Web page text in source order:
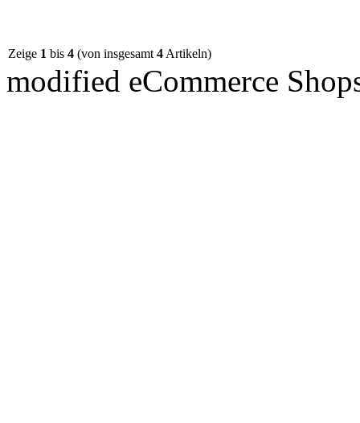
Zeige 1 bis 4 (von insgesamt 4 Artikeln)
modified eCommerce